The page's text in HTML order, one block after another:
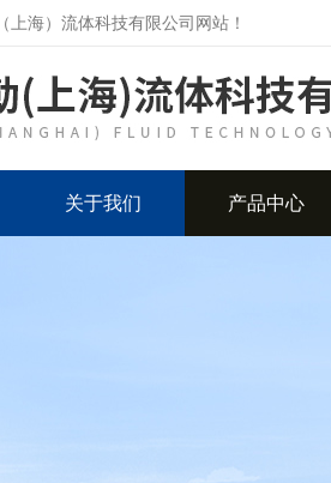
上海）流体科技有限公司网站！
关于我们 产品中心